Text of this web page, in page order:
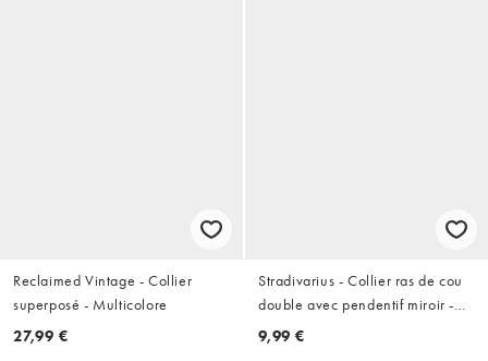
Reclaimed Vintage - Collier
superposé - Multicolore
27,99 €
Stradivarius - Collier ras de cou
double avec pendentif miroir -
Doré
9,99 €